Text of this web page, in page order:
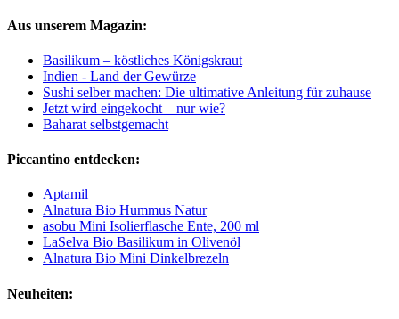
Aus unserem Magazin:
Basilikum – köstliches Königskraut
Indien - Land der Gewürze
Sushi selber machen: Die ultimative Anleitung für zuhause
Jetzt wird eingekocht – nur wie?
Baharat selbstgemacht
Piccantino entdecken:
Aptamil
Alnatura Bio Hummus Natur
asobu Mini Isolierflasche Ente, 200 ml
LaSelva Bio Basilikum in Olivenöl
Alnatura Bio Mini Dinkelbrezeln
Neuheiten: